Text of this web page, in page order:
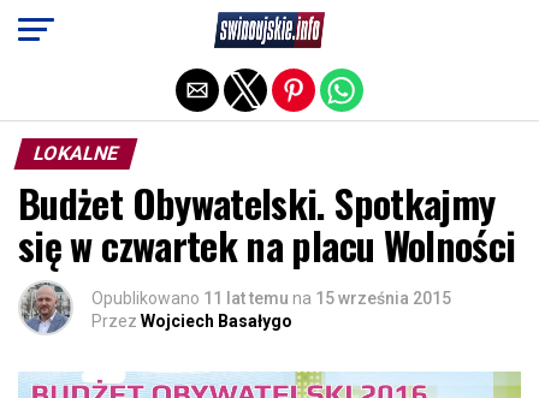
LOKALNE
Budżet Obywatelski. Spotkajmy
się w czwartek na placu Wolności
Opublikowano 11 lat temu na 15 września 2015
Przez Wojciech Basałygo
Exit mobile version